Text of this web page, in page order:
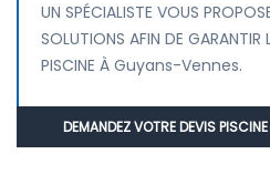
UN SPÉCIALISTE VOUS
SOLUTIONS AFIN DE GARANTIR
PISCINE À Guyans-Vennes.
DEMANDEZ VOTRE DEVIS